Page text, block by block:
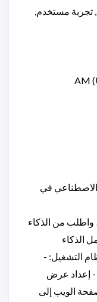
تجربة مستخدم,
في
واطلب من الذكاء
الذكاء
التشغيل: -
- إعداد عرض
الويب إلى